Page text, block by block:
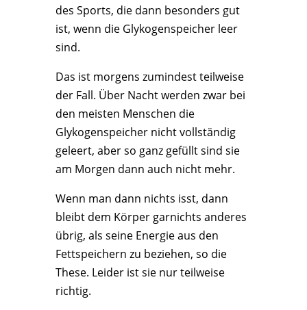
des Sports, die dann besonders gut
ist, wenn die Glykogenspeicher leer
sind.
Das ist morgens zumindest teilweise
der Fall. Über Nacht werden zwar bei
den meisten Menschen die
Glykogenspeicher nicht vollständig
geleert, aber so ganz gefüllt sind sie
am Morgen dann auch nicht mehr.
Wenn man dann nichts isst, dann
bleibt dem Körper garnichts anderes
übrig, als seine Energie aus den
Fettspeichern zu beziehen, so die
These. Leider ist sie nur teilweise
richtig.